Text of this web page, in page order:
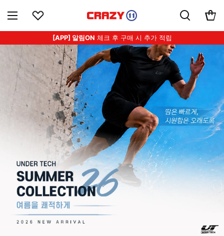
[APP] 알림ON 체크 후 구매 시 추가 적립